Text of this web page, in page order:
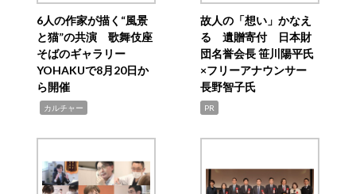
6人の作家が描く“風景
と猫”の共演 歌舞伎座
そばのギャラリー
YOHAKUで8月20日か
ら開催
カルチャー
故人の「想い」かなえ
る 遺贈寄付 日本財
団名誉会長 笹川陽平氏
×フリーアナウンサー
長野智子氏
PR